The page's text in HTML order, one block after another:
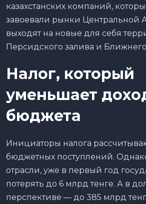
казахстанских компаний,
завоевали рынки Центральной
выходят на новые для себя
Персидского залива и
Налог, который
уменьшает
бюджета
Инициаторы налога
бюджетных поступлений.
отрасли, уже в первый год
потерять до 6 млрд тенге. А в
перспективе — до 385 млрд